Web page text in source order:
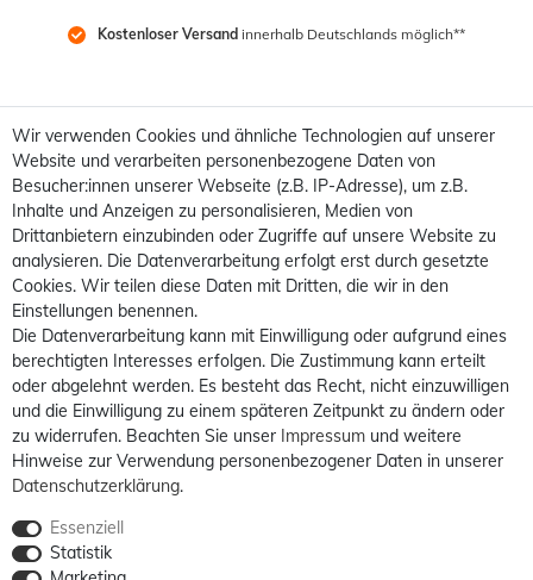
Kostenloser Versand innerhalb Deutschlands möglich**
Wir verwenden Cookies und ähnliche Technologien auf unserer
Website und verarbeiten personenbezogene Daten von
Besucher:innen unserer Webseite (z.B. IP-Adresse), um z.B.
Inhalte und Anzeigen zu personalisieren, Medien von
Drittanbietern einzubinden oder Zugriffe auf unsere Website zu
analysieren. Die Datenverarbeitung erfolgt erst durch gesetzte
Cookies. Wir teilen diese Daten mit Dritten, die wir in den
Einstellungen benennen.
Die Datenverarbeitung kann mit Einwilligung oder aufgrund eines
berechtigten Interesses erfolgen. Die Zustimmung kann erteilt
oder abgelehnt werden. Es besteht das Recht, nicht einzuwilligen
und die Einwilligung zu einem späteren Zeitpunkt zu ändern oder
zu widerrufen. Beachten Sie unser Impressum und weitere
Hinweise zur Verwendung personenbezogener Daten in unserer
Daten­schutz­erklärung.
Essenziell
Statistik